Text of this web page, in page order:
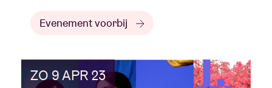
Evenement voorbij
ZO 9 APR 23